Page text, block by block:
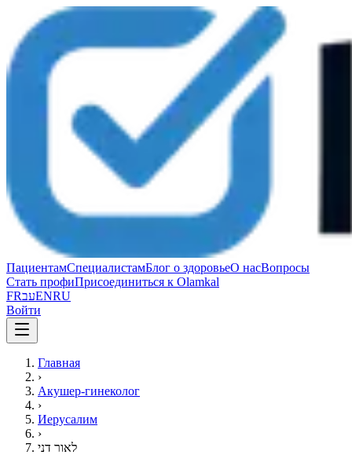
ПациентамСпециалистамБлог о здоровьеО насВопросы
Стать профиПрисоединиться к Olamkal
FRעבENRU
Войти
Главная
›
Акушер-гинеколог
›
Иерусалим
›
לאור דני